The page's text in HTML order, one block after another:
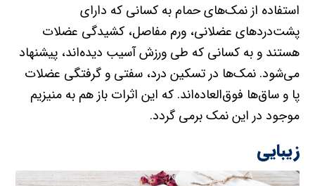
استفاده از نمک‌های حمام به کسانی که دارای
پشت‌دردهای عضلانی، ورم مفاصل، کشیدگی عضلات
هستند و به کسانی که طی ورزش آسیب دیده‌اند، پیشنهاد
می‌شود. نمک‌ها در تسکین درد، سفتی و گرفتگی عضلات
پا و ساق‌ها فوق‌العاده‌اند. که این اثرات باز هم به منیزیم
موجود در این نمک برمی گردد.
زیبایی